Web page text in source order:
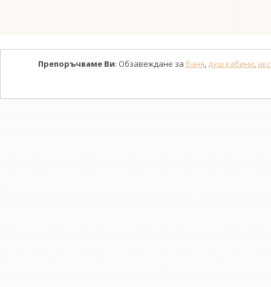
Препоръчваме Ви: Обзавеждане за баня, душ кабини,